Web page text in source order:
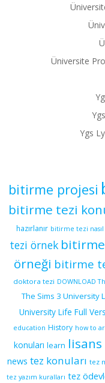
Üniversite
Ygs
bitirme projesi
bitirme tezi
hazırlanır bitirme tezi nasıl
tezi örnek
örneği bitirme
doktora tezi DOWNLOAD
The Sims 3 University
University Life Full
education History how to
konuları learn
news tez konuları tez
tez yazım kuralları tez